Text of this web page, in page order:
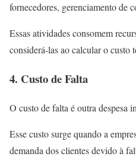
fornecedores, gerenciamento de
Essas atividades consomem
considerá-las ao calcular o custo
4. Custo de Falta
O custo de falta é outra despesa
Esse custo surge quando a
demanda dos clientes devido à